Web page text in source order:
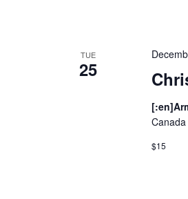
TUE
25
Canada
$15